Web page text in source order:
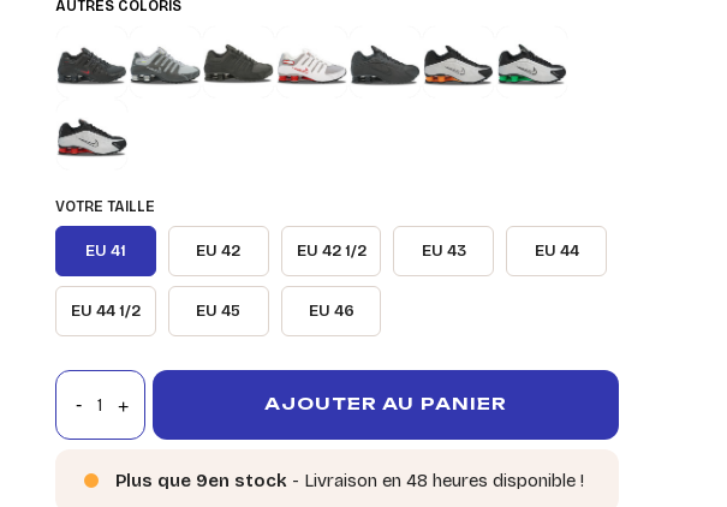
AUTRES COLORIS
VOTRE TAILLE
EU 41 EU 42 EU 42 1/2 EU 43 EU 44
EU 44 1/2 EU 45 EU 46
AJOUTER AU PANIER
Plus que 9en stock - Livraison en 48 heures disponible !